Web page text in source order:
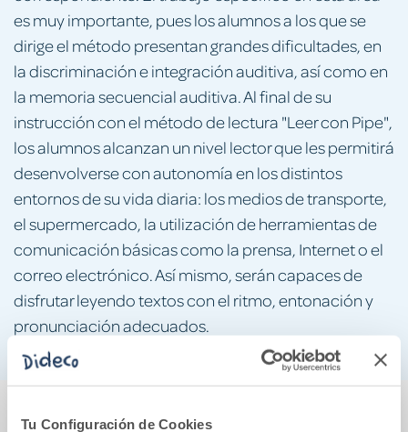
Tu Configuración de Cookies
es muy importante, pues los alumnos a los que se
dirige el método presentan grandes dificultades, en
la discriminación e integración auditiva, así como en
la memoria secuencial auditiva. Al final de su
instrucción con el método de lectura "Leer con Pipe",
los alumnos alcanzan un nivel lector que les permitirá
desenvolverse con autonomía en los distintos
entornos de su vida diaria: los medios de transporte,
el supermercado, la utilización de herramientas de
comunicación básicas como la prensa, Internet o el
correo electrónico. Así mismo, serán capaces de
disfrutar leyendo textos con el ritmo, entonación y
pronunciación adecuados.